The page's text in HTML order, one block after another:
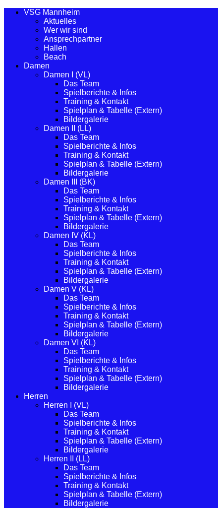
VSG Mannheim
Aktuelles
Wer wir sind
Ansprechpartner
Hallen
Beach
Damen
Damen I (VL)
Das Team
Spielberichte & Infos
Training & Kontakt
Spielplan & Tabelle (Extern)
Bildergalerie
Damen II (LL)
Das Team
Spielberichte & Infos
Training & Kontakt
Spielplan & Tabelle (Extern)
Bildergalerie
Damen III (BK)
Das Team
Spielberichte & Infos
Training & Kontakt
Spielplan & Tabelle (Extern)
Bildergalerie
Damen IV (KL)
Das Team
Spielberichte & Infos
Training & Kontakt
Spielplan & Tabelle (Extern)
Bildergalerie
Damen V (KL)
Das Team
Spielberichte & Infos
Training & Kontakt
Spielplan & Tabelle (Extern)
Bildergalerie
Damen VI (KL)
Das Team
Spielberichte & Infos
Training & Kontakt
Spielplan & Tabelle (Extern)
Bildergalerie
Herren
Herren I (VL)
Das Team
Spielberichte & Infos
Training & Kontakt
Spielplan & Tabelle (Extern)
Bildergalerie
Herren II (LL)
Das Team
Spielberichte & Infos
Training & Kontakt
Spielplan & Tabelle (Extern)
Bildergalerie